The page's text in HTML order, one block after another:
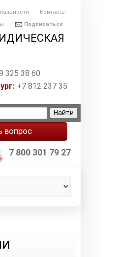
Контакты
Подписаться
325 38 60
+7 812 237 35
вопрос
7 800 301 79 27